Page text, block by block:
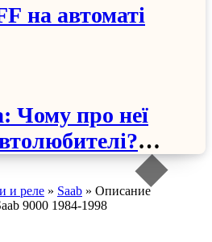
на автоматі
Чому про неї
и реле » Saab » Описание
9000 1984-1998